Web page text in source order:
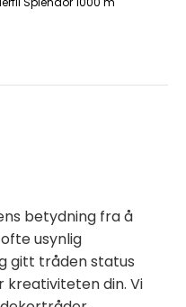
betydning fra å
usynlig
gitt tråden status
kreativiteten din. Vi